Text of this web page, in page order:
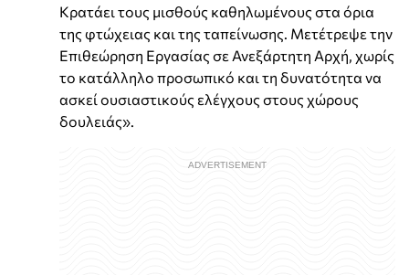
Κρατάει τους μισθούς καθηλωμένους στα όρια
της φτώχειας και της ταπείνωσης. Μετέτρεψε την
Επιθεώρηση Εργασίας σε Ανεξάρτητη Αρχή, χωρίς
το κατάλληλο προσωπικό και τη δυνατότητα να
ασκεί ουσιαστικούς ελέγχους στους χώρους
δουλειάς».